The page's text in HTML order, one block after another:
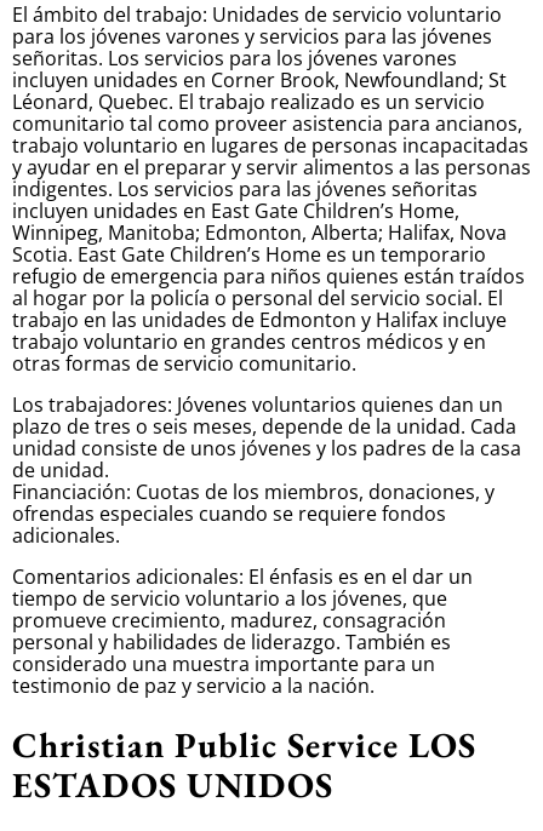
El ámbito del trabajo: Unidades de servicio voluntario
para los jóvenes varones y servicios para las jóvenes
señoritas. Los servicios para los jóvenes varones
incluyen unidades en Corner Brook, Newfoundland; St
Léonard, Quebec. El trabajo realizado es un servicio
comunitario tal como proveer asistencia para ancianos,
trabajo voluntario en lugares de personas incapacitadas
y ayudar en el preparar y servir alimentos a las personas
indigentes. Los servicios para las jóvenes señoritas
incluyen unidades en East Gate Children’s Home,
Winnipeg, Manitoba; Edmonton, Alberta; Halifax, Nova
Scotia. East Gate Children’s Home es un temporario
refugio de emergencia para niños quienes están traídos
al hogar por la policía o personal del servicio social. El
trabajo en las unidades de Edmonton y Halifax incluye
trabajo voluntario en grandes centros médicos y en
otras formas de servicio comunitario.
Los trabajadores: Jóvenes voluntarios quienes dan un
plazo de tres o seis meses, depende de la unidad. Cada
unidad consiste de unos jóvenes y los padres de la casa
de unidad.
Financiación: Cuotas de los miembros, donaciones, y
ofrendas especiales cuando se requiere fondos
adicionales.
Comentarios adicionales: El énfasis es en el dar un
tiempo de servicio voluntario a los jóvenes, que
promueve crecimiento, madurez, consagración
personal y habilidades de liderazgo. También es
considerado una muestra importante para un
testimonio de paz y servicio a la nación.
Christian Public Service LOS
ESTADOS UNIDOS